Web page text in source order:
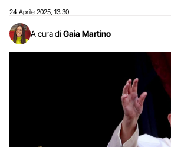
24 Aprile 2025 13:30
A cura di Gaia Martino